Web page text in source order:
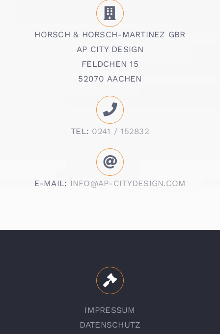
HORSCH & HORSCH-MARTINEZ GBR
AP CITY DESIGN
FELDCHEN 15
52070 AACHEN
TEL: 0241 / 152832
E-MAIL: INFO@AP-CITYDESIGN.COM
IMPRESSUM
DATENSCHUTZ